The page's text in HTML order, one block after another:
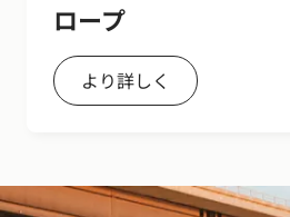
ロープ
より詳しく